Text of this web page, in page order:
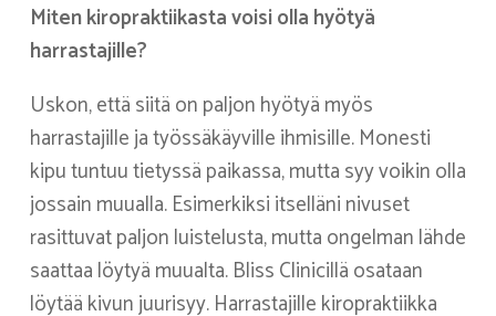
Miten kiropraktiikasta voisi olla hyötyä
harrastajille?
Uskon, että siitä on paljon hyötyä myös
harrastajille ja työssäkäyville ihmisille. Monesti
kipu tuntuu tietyssä paikassa, mutta syy voikin olla
jossain muualla. Esimerkiksi itselläni nivuset
rasittuvat paljon luistelusta, mutta ongelman lähde
saattaa löytyä muualta. Bliss Clinicillä osataan
löytää kivun juurisyy. Harrastajille kiropraktiikka